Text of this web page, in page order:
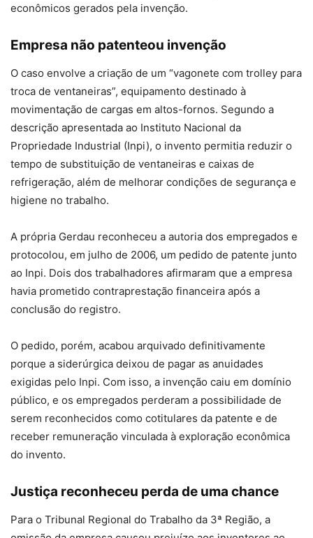
econômicos gerados pela invenção.
Empresa não patenteou invenção
O caso envolve a criação de um “vagonete com trolley para
troca de ventaneiras”, equipamento destinado à
movimentação de cargas em altos-fornos. Segundo a
descrição apresentada ao Instituto Nacional da
Propriedade Industrial (Inpi), o invento permitia reduzir o
tempo de substituição de ventaneiras e caixas de
refrigeração, além de melhorar condições de segurança e
higiene no trabalho.
A própria Gerdau reconheceu a autoria dos empregados e
protocolou, em julho de 2006, um pedido de patente junto
ao Inpi. Dois dos trabalhadores afirmaram que a empresa
havia prometido contraprestação financeira após a
conclusão do registro.
O pedido, porém, acabou arquivado definitivamente
porque a siderúrgica deixou de pagar as anuidades
exigidas pelo Inpi. Com isso, a invenção caiu em domínio
público, e os empregados perderam a possibilidade de
serem reconhecidos como cotitulares da patente e de
receber remuneração vinculada à exploração econômica
do invento.
Justiça reconheceu perda de uma chance
Para o Tribunal Regional do Trabalho da 3ª Região, a